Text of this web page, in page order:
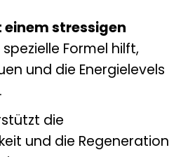
stressigen
Formel hilft,
und die Energielevels
die
und die Regeneration